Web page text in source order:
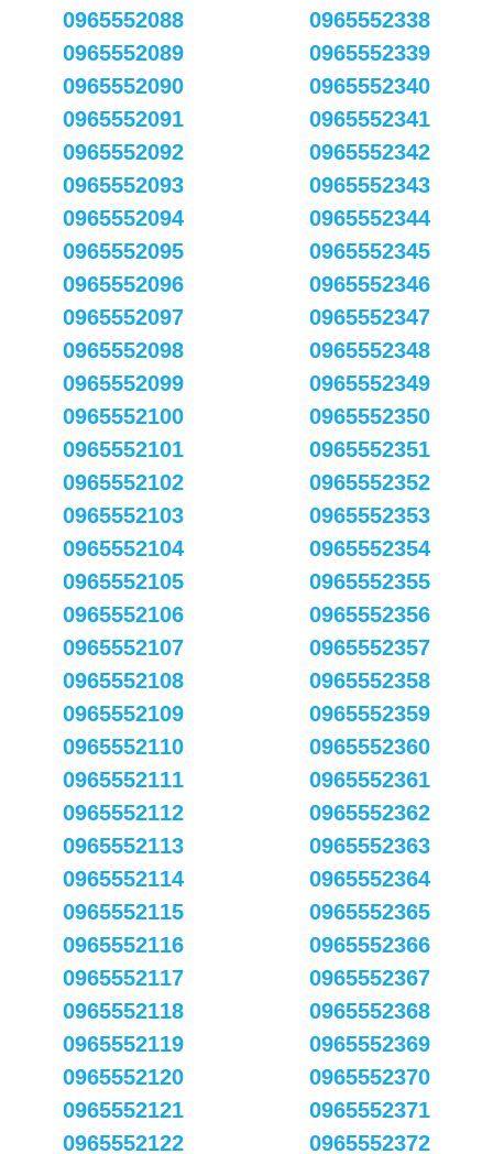
0965552088
0965552089
0965552090
0965552091
0965552092
0965552093
0965552094
0965552095
0965552096
0965552097
0965552098
0965552099
0965552100
0965552101
0965552102
0965552103
0965552104
0965552105
0965552106
0965552107
0965552108
0965552109
0965552110
0965552111
0965552112
0965552113
0965552114
0965552115
0965552116
0965552117
0965552118
0965552119
0965552120
0965552121
0965552122
0965552338
0965552339
0965552340
0965552341
0965552342
0965552343
0965552344
0965552345
0965552346
0965552347
0965552348
0965552349
0965552350
0965552351
0965552352
0965552353
0965552354
0965552355
0965552356
0965552357
0965552358
0965552359
0965552360
0965552361
0965552362
0965552363
0965552364
0965552365
0965552366
0965552367
0965552368
0965552369
0965552370
0965552371
0965552372